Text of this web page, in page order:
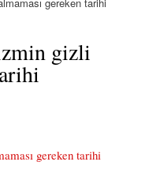
gizli
gereken tarihi